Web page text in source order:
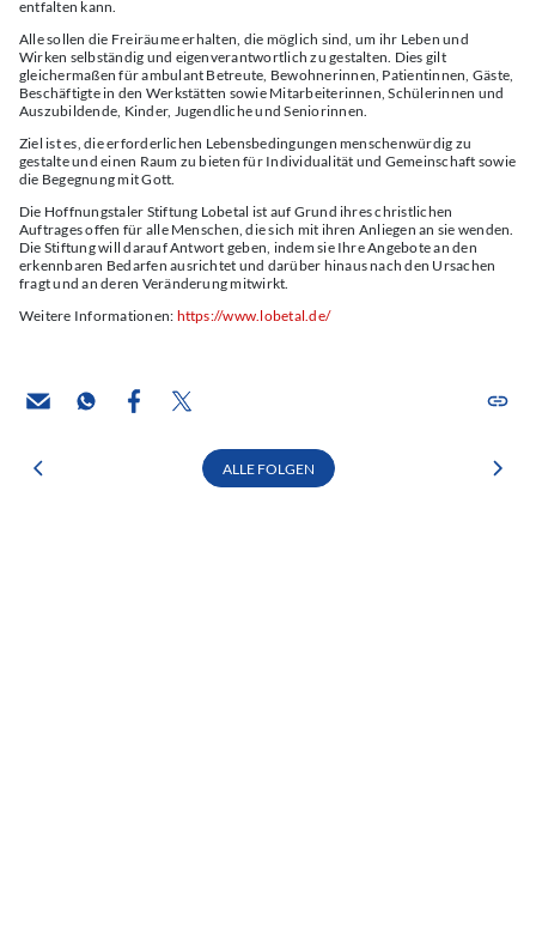
entfalten kann.
Alle sollen die Freiräume erhalten, die möglich sind, um ihr Leben und
Wirken selbständig und eigenverantwortlich zu gestalten. Dies gilt
gleichermaßen für ambulant Betreute, Bewohnerinnen, Patientinnen, Gäste,
Beschäftigte in den Werkstätten sowie Mitarbeiterinnen, Schülerinnen und
Auszubildende, Kinder, Jugendliche und Seniorinnen.
Ziel ist es, die erforderlichen Lebensbedingungen menschenwürdig zu
gestalte und einen Raum zu bieten für Individualität und Gemeinschaft sowie
die Begegnung mit Gott.
Die Hoffnungstaler Stiftung Lobetal ist auf Grund ihres christlichen
Auftrages offen für alle Menschen, die sich mit ihren Anliegen an sie wenden.
Die Stiftung will darauf Antwort geben, indem sie Ihre Angebote an den
erkennbaren Bedarfen ausrichtet und darüber hinaus nach den Ursachen
fragt und an deren Veränderung mitwirkt.
Weitere Informationen: https://www.lobetal.de/
ALLE FOLGEN